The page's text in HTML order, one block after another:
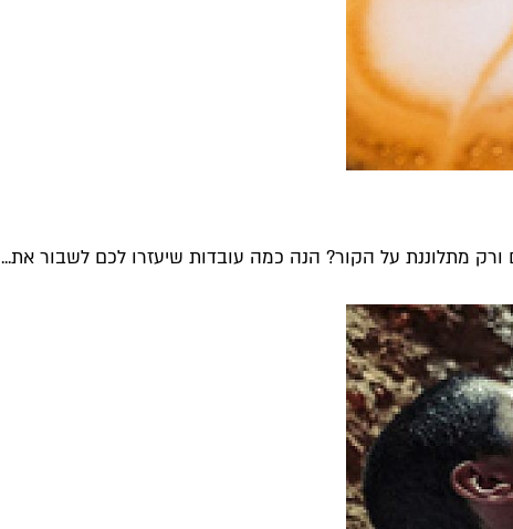
מתלוננת על הקור? הנה כמה עובדות שיעזרו לכם לשבור את...